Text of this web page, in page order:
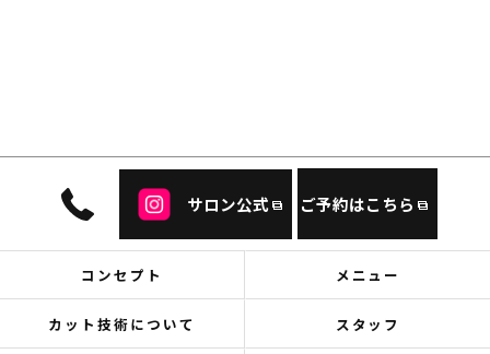
サロン公式 ご予約はこちら
コンセプト メニュー
カット技術について スタッフ